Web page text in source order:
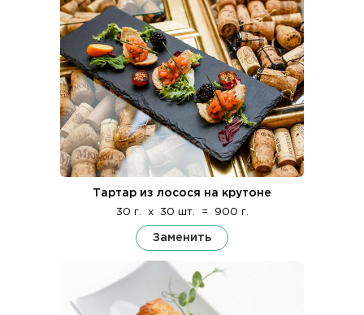
Тартар из лосося на крутоне
30 г. x 30 шт. = 900 г.
Заменить